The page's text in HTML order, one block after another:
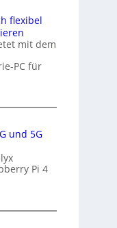
flexibel
mit dem
PC für
und 5G
Pi 4